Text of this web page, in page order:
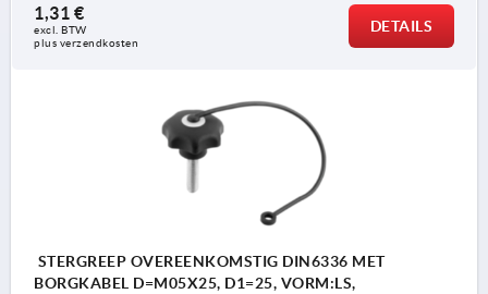
1,31 €
excl. BTW
plus verzendkosten
DETAILS
STERGREEP OVEREENKOMSTIG DIN6336 MET
BORGKABEL D=M05X25, D1=25, VORM:LS,